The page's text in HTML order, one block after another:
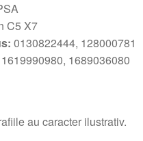
C5 X7
0130822444, 128000781
1619990980, 1689036080
au caracter ilustrativ.